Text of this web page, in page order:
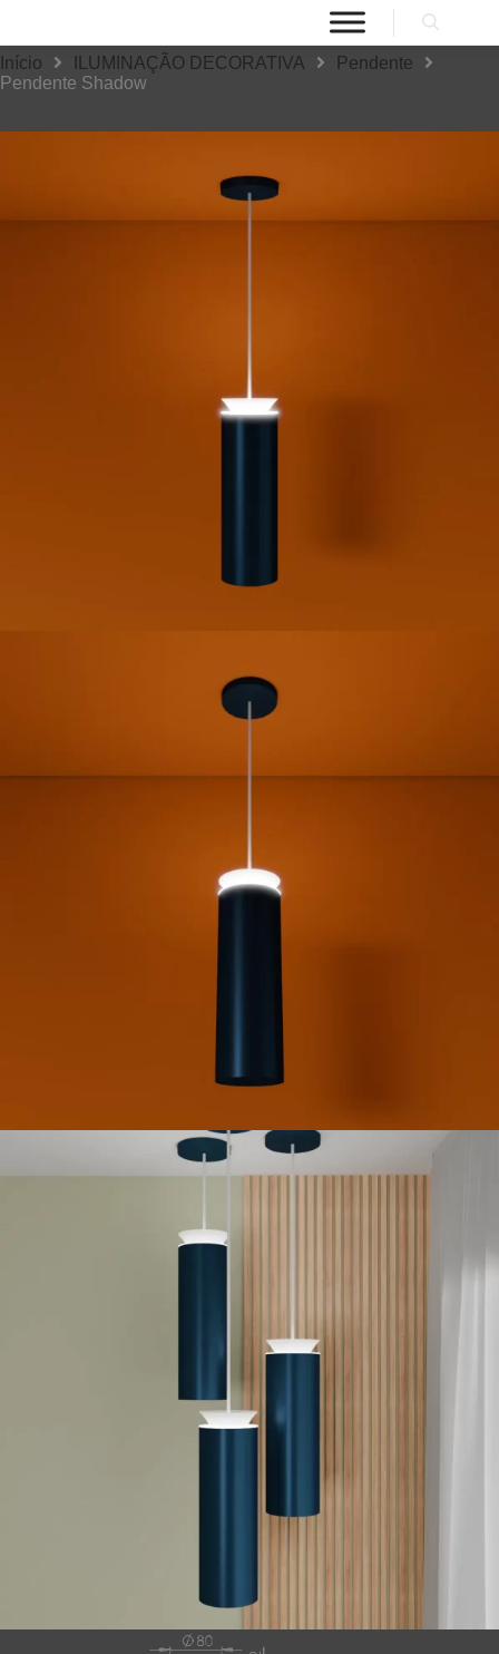
Início ILUMINAÇÃO DECORATIVA
Pendente
Pendente Shadow